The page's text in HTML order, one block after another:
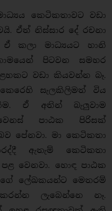
කෙටිකතාවට වඩා
ඒත් නිස්සාර දේ රචනා
කලා මාධ්‍යයට හානි
පිටවන සමහර
වඩා කියවන්න බෑ.
සැලකිලිමත් විය
ඒ අතින් බැලුවාම
පාඨක පිරිසක්
පේනවා. මා කෙටිකතා
ඇතැම් කෙටිකතා
පළ වෙනවා. හොඳ පාඨක
ලේඛකයන්ට මෙතරම්
ලැබෙන්නෙ නෑ.